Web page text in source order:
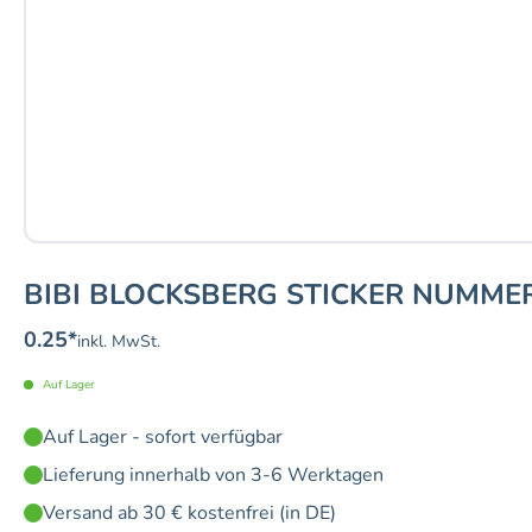
BIBI BLOCKSBERG STICKER
0.25*inkl. MwSt.
Auf Lager
Auf Lager - sofort verfügbar
Lieferung innerhalb von 3-6 Werktagen
Versand ab 30 € kostenfrei (in DE)